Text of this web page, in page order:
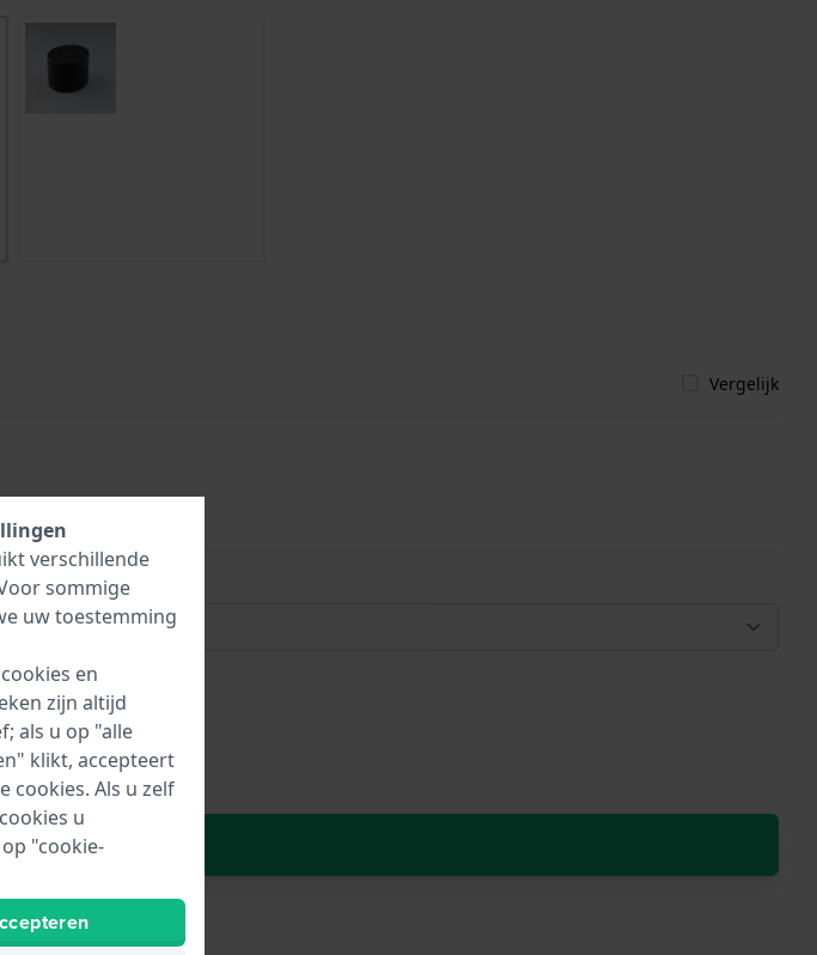
Vergelijk
verschillende
sommige
uw toestemming
en
zijn altijd
als u op "alle
klikt, accepteert
cookies. Als u zelf
u
"cookie-